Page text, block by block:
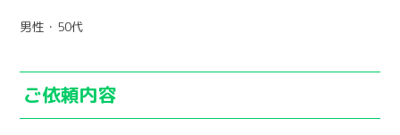
男性・50代
ご依頼内容